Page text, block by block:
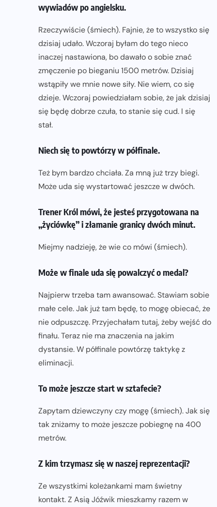
wywiadów po angielsku.
Rzeczywiście (śmiech). Fajnie, że to wszystko się
dzisiaj udało. Wczoraj byłam do tego nieco
inaczej nastawiona, bo dawało o sobie znać
zmęczenie po bieganiu 1500 metrów. Dzisiaj
wstąpiły we mnie nowe siły. Nie wiem, co się
dzieje. Wczoraj powiedziałam sobie, że jak dzisiaj
się będę dobrze czuła, to stanie się cud. I się
stał.
Niech się to powtórzy w półfinale.
Też bym bardzo chciała. Za mną już trzy biegi.
Może uda się wystartować jeszcze w dwóch.
Trener Król mówi, że jesteś przygotowana na
„życiówkę” i złamanie granicy dwóch minut.
Miejmy nadzieję, że wie co mówi (śmiech).
Może w finale uda się powalczyć o medal?
Najpierw trzeba tam awansować. Stawiam sobie
małe cele. Jak już tam będę, to mogę obiecać, że
nie odpuszczę. Przyjechałam tutaj, żeby wejść do
finału. Teraz nie ma znaczenia na jakim
dystansie. W półfinale powtórzę taktykę z
eliminacji.
To może jeszcze start w sztafecie?
Zapytam dziewczyny czy mogę (śmiech). Jak się
tak zniżamy to może jeszcze pobiegnę na 400
metrów.
Z kim trzymasz się w naszej reprezentacji?
Ze wszystkimi koleżankami mam świetny
kontakt. Z Asią Jóźwik mieszkamy razem w